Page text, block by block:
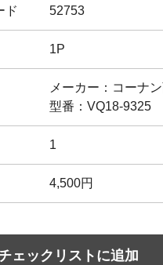
ド 52753
1P
メーカー：コーナ
型番：VQ18-9325
1
4,500円
ェックリストに追加